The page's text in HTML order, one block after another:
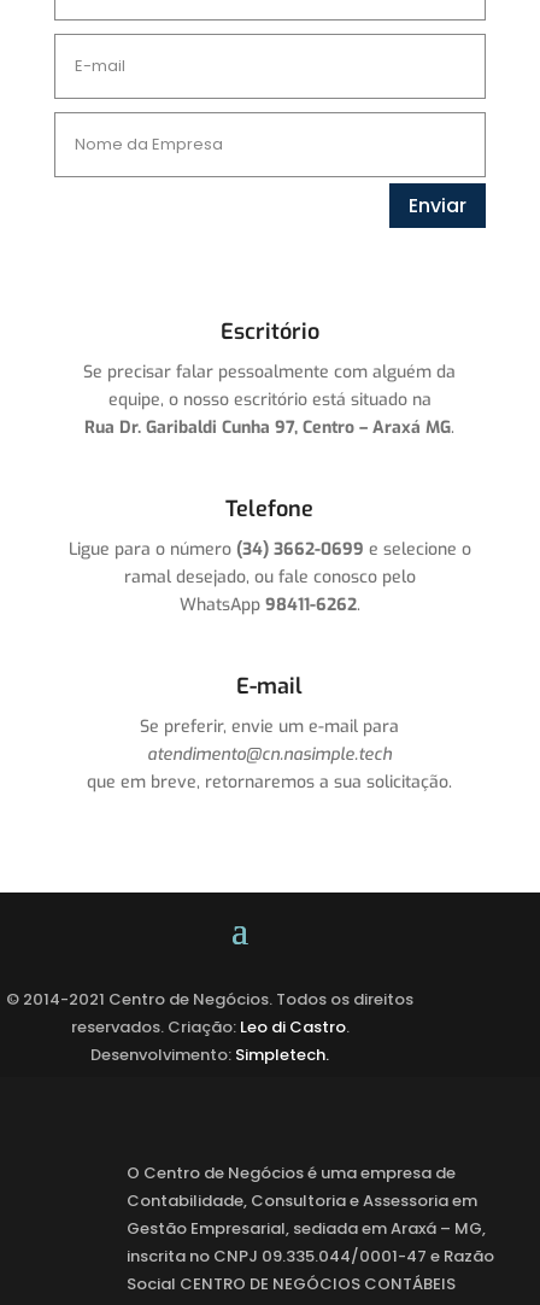
Enviar
Escritório
Se precisar falar pessoalmente com alguém da
equipe, o nosso escritório está situado na
Rua Dr. Garibaldi Cunha 97, Centro – Araxá MG.
Telefone
Ligue para o número (34) 3662-0699 e selecione o
ramal desejado, ou fale conosco pelo
WhatsApp 98411-6262.
E-mail
Se preferir, envie um e-mail para
atendimento@cn.nasimple.tech
que em breve, retornaremos a sua solicitação.
© 2014-2021 Centro de Negócios. Todos os direitos
reservados. Criação: Leo di Castro.
Desenvolvimento: Simpletech.
O Centro de Negócios é uma empresa de
Contabilidade, Consultoria e Assessoria em
Gestão Empresarial, sediada em Araxá – MG,
inscrita no CNPJ 09.335.044/0001-47 e Razão
Social CENTRO DE NEGÓCIOS CONTÁBEIS